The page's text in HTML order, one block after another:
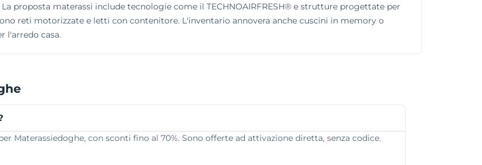
proposta materassi include tecnologie come il TECHNOAIRFRESH® e strutture progettate per
reti motorizzate e letti con contenitore. L'inventario annovera anche cuscini in memory o
l'arredo casa.
Materassiedoghe, con sconti fino al 70%. Sono offerte ad attivazione diretta, senza codice.